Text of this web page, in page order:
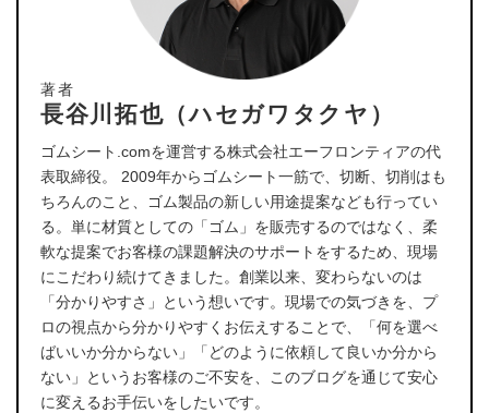
著者
長谷川拓也（ハセガワタクヤ）
ゴムシート.comを運営する株式会社エーフロンティアの代
表取締役。 2009年からゴムシート一筋で、切断、切削はも
ちろんのこと、ゴム製品の新しい用途提案なども行ってい
る。単に材質としての「ゴム」を販売するのではなく、柔
軟な提案でお客様の課題解決のサポートをするため、現場
にこだわり続けてきました。創業以来、変わらないのは
「分かりやすさ」という想いです。現場での気づきを、プ
ロの視点から分かりやすくお伝えすることで、「何を選べ
ばいいか分からない」「どのように依頼して良いか分から
ない」というお客様のご不安を、このブログを通じて安心
に変えるお手伝いをしたいです。